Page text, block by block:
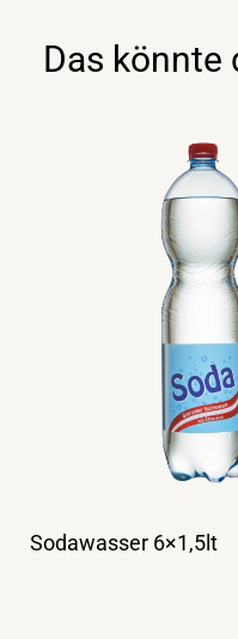
Das könnte
Sodawasser 6×1,5lt